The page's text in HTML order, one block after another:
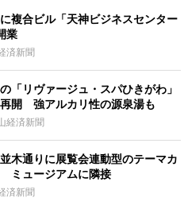
複合ビル「天神ビジネスセンター
業
済新聞
「リヴァージュ・スパひきがわ」
開 強アルカリ性の源泉湯も
経済新聞
木通りに展覧会連動型のテーマカ
ミュージアムに隣接
済新聞